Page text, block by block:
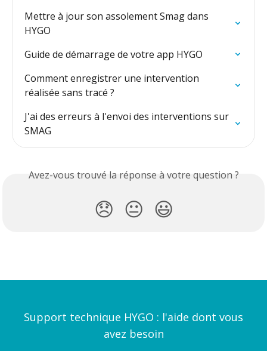
Mettre à jour son assolement Smag dans
HYGO
Guide de démarrage de votre app HYGO
Comment enregistrer une intervention
réalisée sans tracé ?
J'ai des erreurs à l'envoi des interventions sur
SMAG
Avez-vous trouvé la réponse à votre question ?
😞 😐 😃
Support technique HYGO : l'aide dont vous
avez besoin